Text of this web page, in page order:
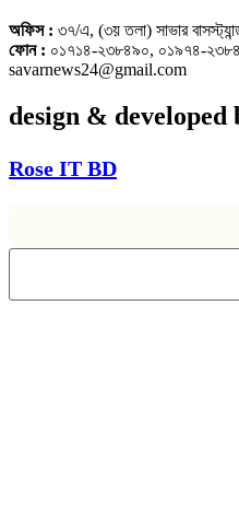
অফিস : ৩৭/এ, (৩য় তলা) সাভার
ফোন : ০১৭১৪-২৩৮৪৯০, ০১৯৭৪-
savarnews24@gmail.com
design & developed
Rose IT BD